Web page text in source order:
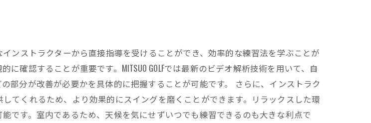
インストラクターから直接指導を受けることができ、効率的な練習法を学ぶことが
確認することが重要です。MITSUO GOLFでは最新のビデオ解析技術を用いて、自
部分が改善が必要かを具体的に把握することが可能です。 さらに、インストラク
てくれるため、より効果的にスイングを磨くことができます。リラックスした環
です。室内であるため、天候を気にせずいつでも練習できるのも大きな利点で